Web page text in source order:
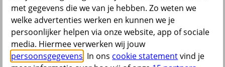
Dyslexie lettertype
Aan / Uit
Cookies aanpassen
CoBrowsing
Start
met gegevens die we van je hebben. Zo weten we
welke advertenties werken en kunnen we je
persoonlijker helpen via onze website, app of sociale
media. Hiermee verwerken wij jouw
persoonsgegevens . In ons cookie statementvind je